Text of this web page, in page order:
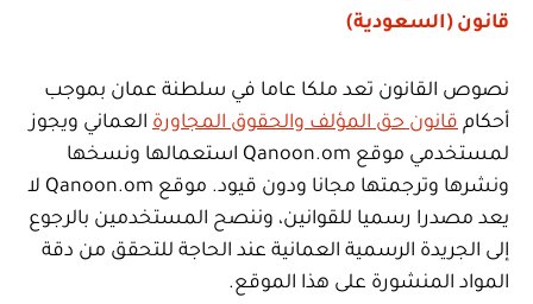
قانون (السعودية)
نصوص القانون تعد ملكا عاما في سلطنة عمان بموجب
أحكام قانون حق المؤلف والحقوق المجاورة العماني ويجوز
لمستخدمي موقع Qanoon.om استعمالها ونسخها
ونشرها وترجمتها مجانا ودون قيود. موقع Qanoon.om لا
يعد مصدرا رسميا للقوانين، وننصح المستخدمين بالرجوع
إلى الجريدة الرسمية العمانية عند الحاجة للتحقق من دقة
المواد المنشورة على هذا الموقع.